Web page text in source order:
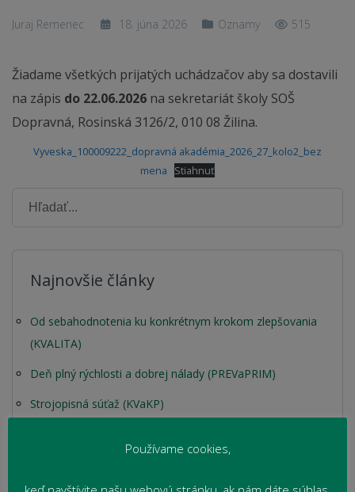
Juraj Remenec 18. júna 2026 Oznamy 515
Žiadame všetkých prijatých uchádzačov aby sa dostavili
na zápis do 22.06.2026 na sekretariát školy SOŠ
Dopravná, Rosinská 3126/2, 010 08 Žilina.
Vyveska_100009222_dopravná akadémia_2026_27_kolo2_bez
mena
Stiahnuť
Najnovšie články
Od sebahodnotenia ku konkrétnym krokom zlepšovania
(KVALITA)
Deň plný rýchlosti a dobrej nálady (PREVaPRIM)
Strojopisná súťaž (KVaKP)
Používame cookies,